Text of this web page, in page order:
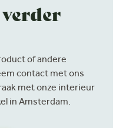
of andere
contact met ons
met onze interieur
in Amsterdam.